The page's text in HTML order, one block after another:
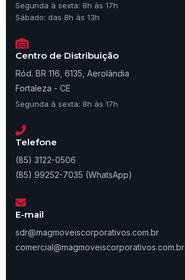
Segunda à sexta: 8h às 17h
Sábado: das 8h às 13h
Centro de Distribuição
Ród. BR 116, 6135, Aerolândia
Fortaleza - CE
Segunda à sexta: 8h às 17h
Telefone
(85) 3122-0506
(85) 99252-7035 (WhatsApp)
E-mail
sdr@magmoveiscorporativos.com.br
comercial@magmoveiscorporativos.com.br